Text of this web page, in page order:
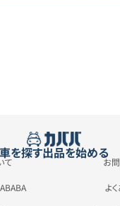
車を探す出品を始める
て お
よ